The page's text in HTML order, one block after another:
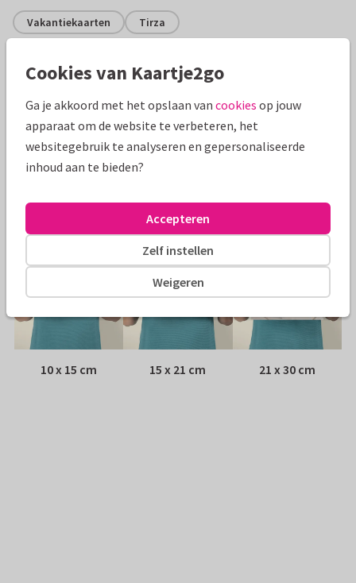
Vakantiekaarten Tirza
Specificaties bij deze kaart
Papiersoort: Kies uit 6 luxe papiersoorten
Envelop: Witte vensterenvelop
10 x 15 cm 15 x 21 cm 21 x 30 cm
Cookies van Kaartje2go
Ga je akkoord met het opslaan van cookies op jouw
apparaat om de website te verbeteren, het
websitegebruik te analyseren en gepersonaliseerde
inhoud aan te bieden?
Weigeren
Zelf instellen
Accepteren